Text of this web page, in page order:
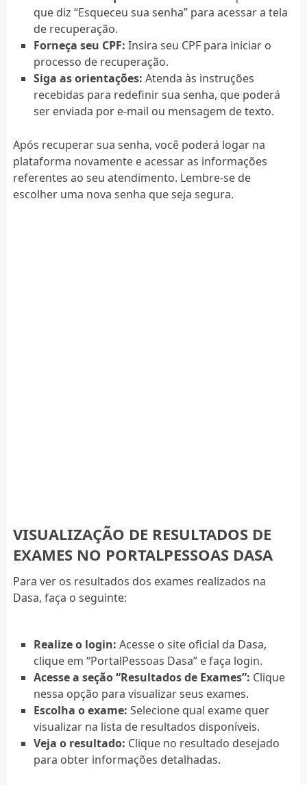
que diz “Esqueceu sua senha” para acessar a tela
de recuperação.
Forneça seu CPF: Insira seu CPF para iniciar o
processo de recuperação.
Siga as orientações: Atenda às instruções
recebidas para redefinir sua senha, que poderá
ser enviada por e-mail ou mensagem de texto.
Após recuperar sua senha, você poderá logar na
plataforma novamente e acessar as informações
referentes ao seu atendimento. Lembre-se de
escolher uma nova senha que seja segura.
VISUALIZAÇÃO DE RESULTADOS DE
EXAMES NO PORTALPESSOAS DASA
Para ver os resultados dos exames realizados na
Dasa, faça o seguinte:
Realize o login: Acesse o site oficial da Dasa,
clique em “PortalPessoas Dasa” e faça login.
Acesse a seção “Resultados de Exames”: Clique
nessa opção para visualizar seus exames.
Escolha o exame: Selecione qual exame quer
visualizar na lista de resultados disponíveis.
Veja o resultado: Clique no resultado desejado
para obter informações detalhadas.